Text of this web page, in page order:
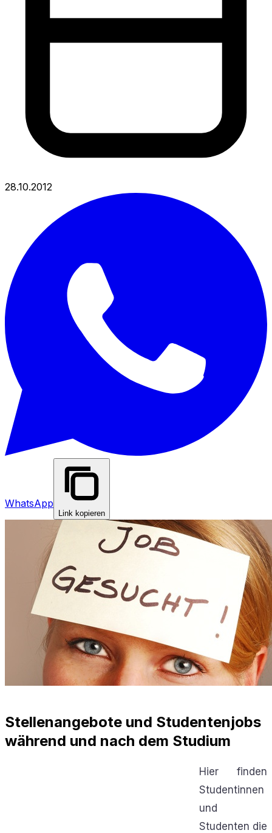
28.10.2012
WhatsApp
Link kopieren
Stellenangebote und Studentenjobs
während und nach dem Studium
Hier finden
Studentinnen
und
Studenten die